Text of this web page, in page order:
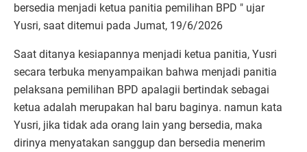
bersedia menjadi ketua panitia pemilihan BPD " ujar
Yusri, saat ditemui pada Jumat, 19/6/2026
Saat ditanya kesiapannya menjadi ketua panitia, Yusri
secara terbuka menyampaikan bahwa menjadi panitia
pelaksana pemilihan BPD apalagii bertindak sebagai
ketua adalah merupakan hal baru baginya. namun kata
Yusri, jika tidak ada orang lain yang bersedia, maka
dirinya menyatakan sanggup dan bersedia menerim